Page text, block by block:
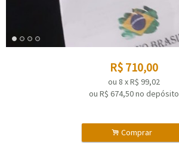
R$ 710,00
ou 8 xR$ 99,02
ou R$ 674,50no depósito
. Comprar